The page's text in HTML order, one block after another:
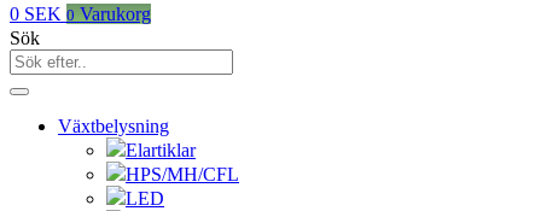
0 SEK 0 Varukorg
Sök
Växtbelysning
Elartiklar
HPS/MH/CFL
LED